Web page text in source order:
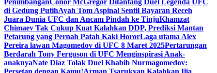
PenimbanganConor McGregor Ditantang Duel Legenda UFC
di Gedung PutihAyah Tom Aspinal Sentil Bayaran Receh
Juara Dunia UFC dan Ancam Pindah ke TinjuKhamzat
Chimaev Tak Cukup Kuat Kalahkan DDP, Prediksi Mantan
Petarung yang Pernah Patah Kaki HororLaga utama Alex
Pereira lawan Magomedov di UFC 8 Maret 2025Pertarungan
Berdarah Tony Ferguson di UFC Menginspirasi Anak-
anaknyaNate Diaz Tolak Duel Khabib Nurmagomedov:
Persetan dengan Kamu!Arman Tsarukyan Kalahkan Ilia